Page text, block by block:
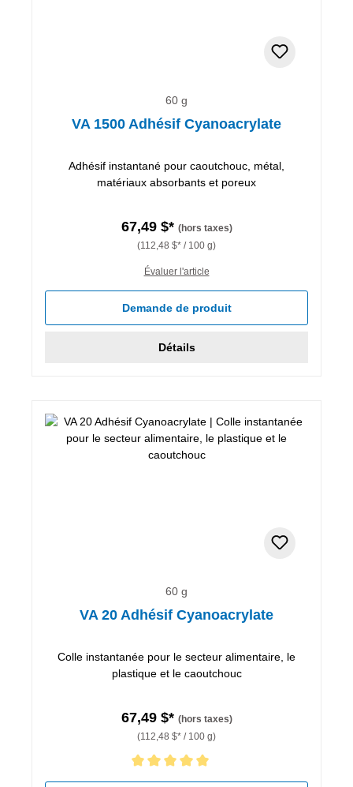
60 g
VA 1500 Adhésif Cyanoacrylate
Adhésif instantané pour caoutchouc, métal,
matériaux absorbants et poreux
67,49 $* (hors taxes)
(112,48 $* / 100 g)
Évaluer l'article
Demande de produit
Détails
60 g
VA 20 Adhésif Cyanoacrylate
Colle instantanée pour le secteur alimentaire, le
plastique et le caoutchouc
67,49 $* (hors taxes)
(112,48 $* / 100 g)
Note moyenne de 5 sur 5 étoiles